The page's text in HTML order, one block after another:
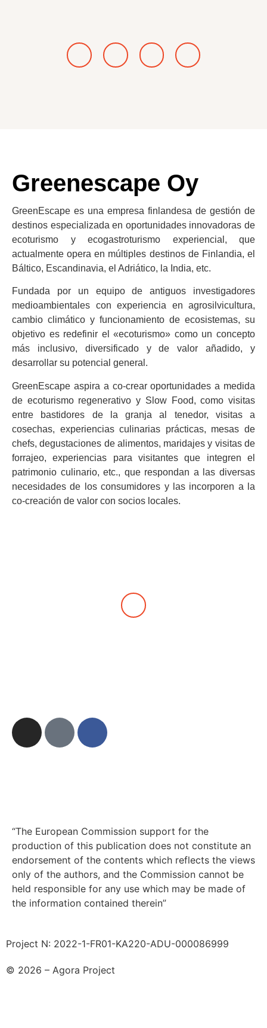
Greenescape Oy
GreenEscape es una empresa finlandesa de gestión de
destinos especializada en oportunidades innovadoras de
ecoturismo y ecogastroturismo experiencial, que
actualmente opera en múltiples destinos de Finlandia, el
Báltico, Escandinavia, el Adriático, la India, etc.
Fundada por un equipo de antiguos investigadores
medioambientales con experiencia en agrosilvicultura,
cambio climático y funcionamiento de ecosistemas, su
objetivo es redefinir el «ecoturismo» como un concepto
más inclusivo, diversificado y de valor añadido, y
desarrollar su potencial general.
GreenEscape aspira a co-crear oportunidades a medida
de ecoturismo regenerativo y Slow Food, como visitas
entre bastidores de la granja al tenedor, visitas a
cosechas, experiencias culinarias prácticas, mesas de
chefs, degustaciones de alimentos, maridajes y visitas de
forrajeo, experiencias para visitantes que integren el
patrimonio culinario, etc., que respondan a las diversas
necesidades de los consumidores y las incorporen a la
co-creación de valor con socios locales.
“The European Commission support for the
production of this publication does not constitute an
endorsement of the contents which reflects the views
only of the authors, and the Commission cannot be
held responsible for any use which may be made of
the information contained therein”
Project N: 2022-1-FR01-KA220-ADU-000086999
© 2026 – Agora Project